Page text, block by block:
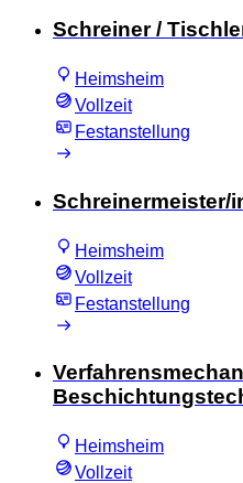
Schreiner /
Heimsheim
Vollzeit
Festanstellung
Schreinermeister/
Heimsheim
Vollzeit
Festanstellung
Heimsheim
Vollzeit